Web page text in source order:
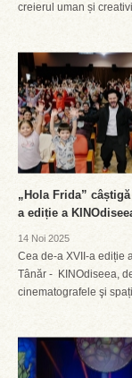
creierul uman și
„Hola Frida”
a ediție a
14 Noi 2025
Cea de-a XVII-a ediție
Tânăr - KINOdiseea,
cinematografele şi